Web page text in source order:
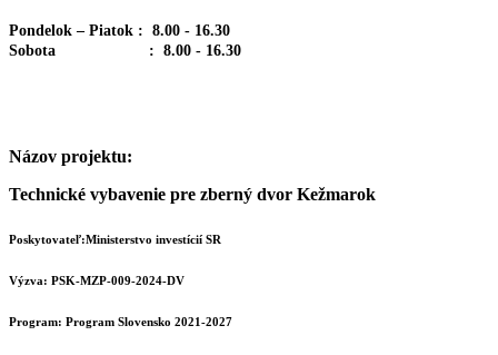
Pondelok – Piatok : 8.00 - 16.30
Sobota : 8.00 - 16.30
Názov projektu:
Technické vybavenie pre zberný dvor Kežmarok
Poskytovateľ:Ministerstvo investícií SR
Výzva: PSK-MZP-009-2024-DV
Program: Program Slovensko 2021-2027